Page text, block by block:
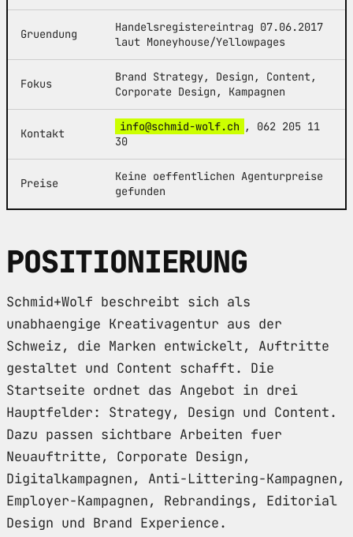
Gruendung
Handelsregistereintrag 07.06.2017
laut Moneyhouse/Yellowpages
Fokus
Brand Strategy, Design, Content,
Corporate Design, Kampagnen
Kontakt info@schmid-wolf.ch , 062 205 11
30
Preise
Keine oeffentlichen Agenturpreise
gefunden
POSITIONIERUNG
Schmid+Wolf beschreibt sich als
unabhaengige Kreativagentur aus der
Schweiz, die Marken entwickelt, Auftritte
gestaltet und Content schafft. Die
Startseite ordnet das Angebot in drei
Hauptfelder: Strategy, Design und Content.
Dazu passen sichtbare Arbeiten fuer
Neuauftritte, Corporate Design,
Digitalkampagnen, Anti-Littering-Kampagnen,
Employer-Kampagnen, Rebrandings, Editorial
Design und Brand Experience.